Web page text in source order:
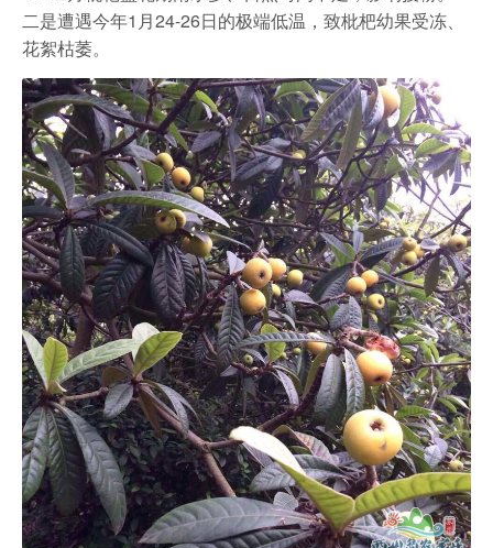
二是遭遇今年1月24-26日的极端低温，致枇杷幼果受冻、
花絮枯萎。